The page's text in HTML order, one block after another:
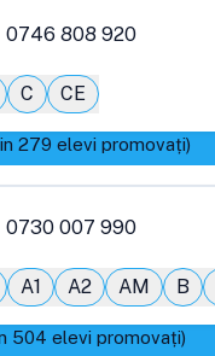
0746 808 920
C CE
279 elevi promovați)
0730 007 990
A1 A2 AM B
504 elevi promovați)